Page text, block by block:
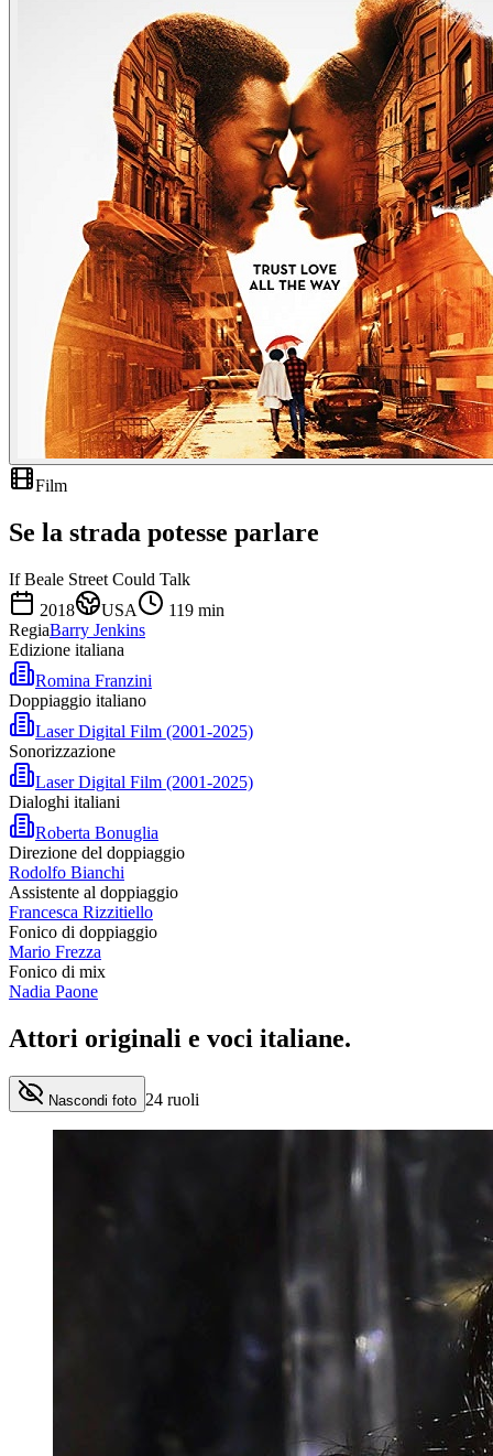
Film
Se la strada potesse parlare
If Beale Street Could Talk
2018
USA 119 min
RegiaBarry Jenkins
Edizione italiana
Romina Franzini
Doppiaggio italiano
Laser Digital Film (2001-2025)
Sonorizzazione
Laser Digital Film (2001-2025)
Dialoghi italiani
Roberta Bonuglia
Direzione del doppiaggio
Rodolfo Bianchi
Assistente al doppiaggio
Francesca Rizzitiello
Fonico di doppiaggio
Mario Frezza
Fonico di mix
Nadia Paone
Attori originali e voci italiane.
Nascondi foto 24 ruoli